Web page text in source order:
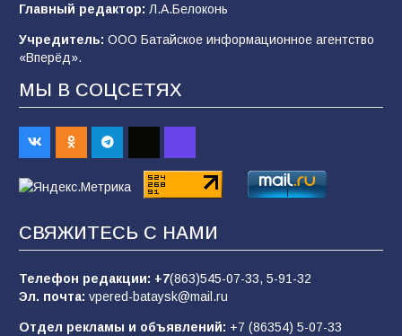
В Батайске продолжаются дорожные работы
98 04.08.2026
«Пургу нести — не поля переходить»: почему
заявления о мобилизации — это
пропагандистский вброс
01.08.2026
Будет ли мобилизация в России в 2026 году
после выборов: в Госдуме дали ответ
85 06.08.2026
Главный редактор: Л.А.Белоконь
Учредитель: ООО Батайское информационное агентство
«Вперёд».
МЫ В СОЦСЕТЯХ
СВЯЖИТЕСЬ С НАМИ
Телефон редакции: +7(863)545-07-33, 5-91-32
Эл. почта: vpered-bataysk@mail.ru
Отдел рекламы и объявлений: +7 (86354) 5-07-33